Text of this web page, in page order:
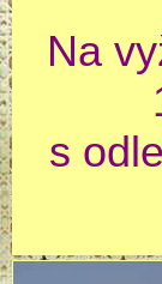
Na
s